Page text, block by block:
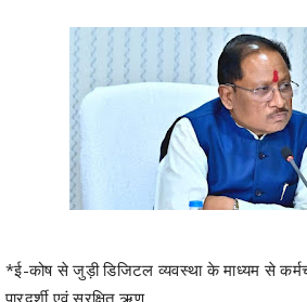
*ई-कोष से जुड़ी डिजिटल व्यवस्था के माध्यम से
रायपुर .